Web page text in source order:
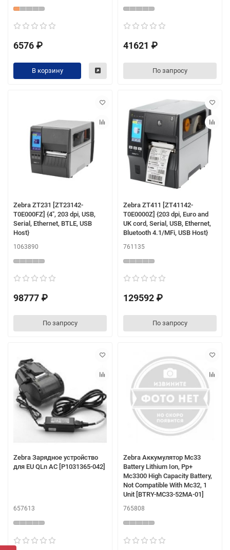
6576 ₽
В корзину
41621 ₽
По запросу
Zebra ZT231 [ZT23142-
T0E000FZ] {4", 203 dpi, USB,
Serial, Ethernet, BTLE, USB
Host}
1063890
98777 ₽
По запросу
Zebra ZT411 [ZT41142-
T0E0000Z] {203 dpi, Euro and
UK cord, Serial, USB, Ethernet,
Bluetooth 4.1/MFi, USB Host}
761135
129592 ₽
По запросу
Zebra Зарядное устройство
для EU QLn AC [P1031365-042]
657613
Zebra Аккумулятор Mc33
Battery Lithium Ion, Pp+
Mc3300 High Capacity Battery,
Not Compatible With Mc32, 1
Unit [BTRY-MC33-52MA-01]
765808